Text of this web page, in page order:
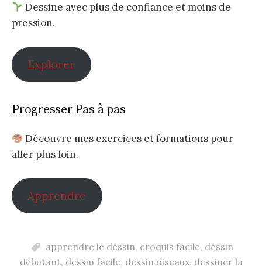
Dessine avec plus de confiance et moins de
pression.
Explorer
Progresser Pas à pas
Découvre mes exercices et formations pour
aller plus loin.
Apprendre
apprendre le dessin, croquis facile, dessin
débutant, dessin facile, dessin oiseaux, dessiner la